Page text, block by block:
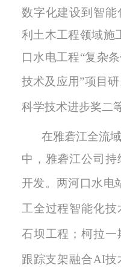
数字化建设到智能
利土木工程领域施
口水电工程“复杂
技术及应用”项目
科学技术进步奖二
在雅砻江全流
中，雅砻江公司持
开发。 两河口水电
工全过程智能化技
石坝工程 ； 柯拉一
跟踪支架融合AI技